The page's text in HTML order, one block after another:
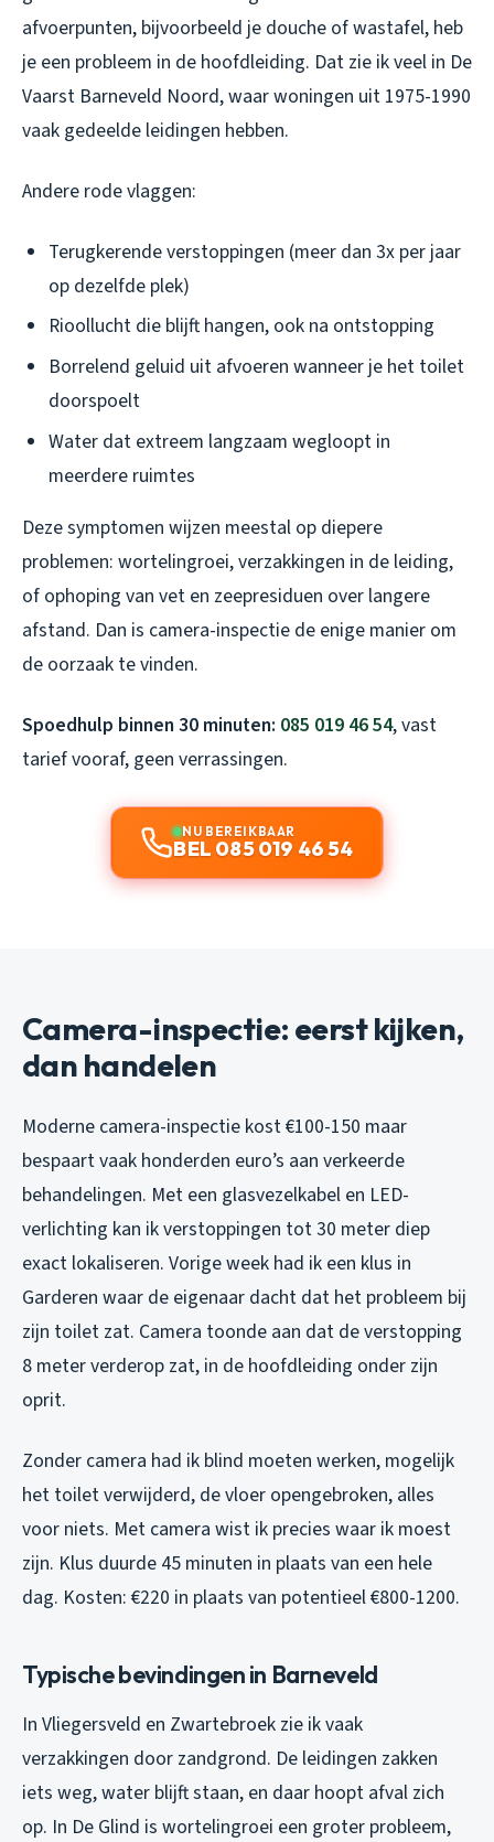
afvoerpunten, bijvoorbeeld je douche of wastafel, heb
je een probleem in de hoofdleiding. Dat zie ik veel in De
Vaarst Barneveld Noord, waar woningen uit 1975-1990
vaak gedeelde leidingen hebben.
Andere rode vlaggen:
Terugkerende verstoppingen (meer dan 3x per jaar
op dezelfde plek)
Rioollucht die blijft hangen, ook na ontstopping
Borrelend geluid uit afvoeren wanneer je het toilet
doorspoelt
Water dat extreem langzaam wegloopt in
meerdere ruimtes
Deze symptomen wijzen meestal op diepere
problemen: wortelingroei, verzakkingen in de leiding,
of ophoping van vet en zeepresiduen over langere
afstand. Dan is camera-inspectie de enige manier om
de oorzaak te vinden.
Spoedhulp binnen 30 minuten: 085 019 46 54, vast
tarief vooraf, geen verrassingen.
NU BEREIKBAAR
BEL 085 019 46 54
Camera-inspectie: eerst kijken,
dan handelen
Moderne camera-inspectie kost €100-150 maar
bespaart vaak honderden euro’s aan verkeerde
behandelingen. Met een glasvezelkabel en LED-
verlichting kan ik verstoppingen tot 30 meter diep
exact lokaliseren. Vorige week had ik een klus in
Garderen waar de eigenaar dacht dat het probleem bij
zijn toilet zat. Camera toonde aan dat de verstopping
8 meter verderop zat, in de hoofdleiding onder zijn
oprit.
Zonder camera had ik blind moeten werken, mogelijk
het toilet verwijderd, de vloer opengebroken, alles
voor niets. Met camera wist ik precies waar ik moest
zijn. Klus duurde 45 minuten in plaats van een hele
dag. Kosten: €220 in plaats van potentieel €800-1200.
Typische bevindingen in Barneveld
In Vliegersveld en Zwartebroek zie ik vaak
verzakkingen door zandgrond. De leidingen zakken
iets weg, water blijft staan, en daar hoopt afval zich
op. In De Glind is wortelingroei een groter probleem,